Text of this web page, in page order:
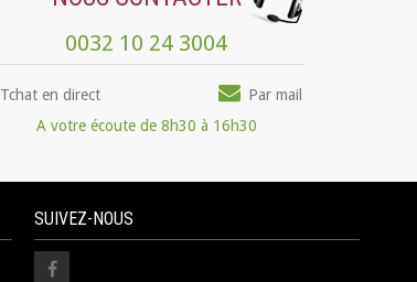
0032 10 24 3004
Tchat en direct
Par mail
A votre écoute de 8h30 à 16h30
SUIVEZ-NOUS